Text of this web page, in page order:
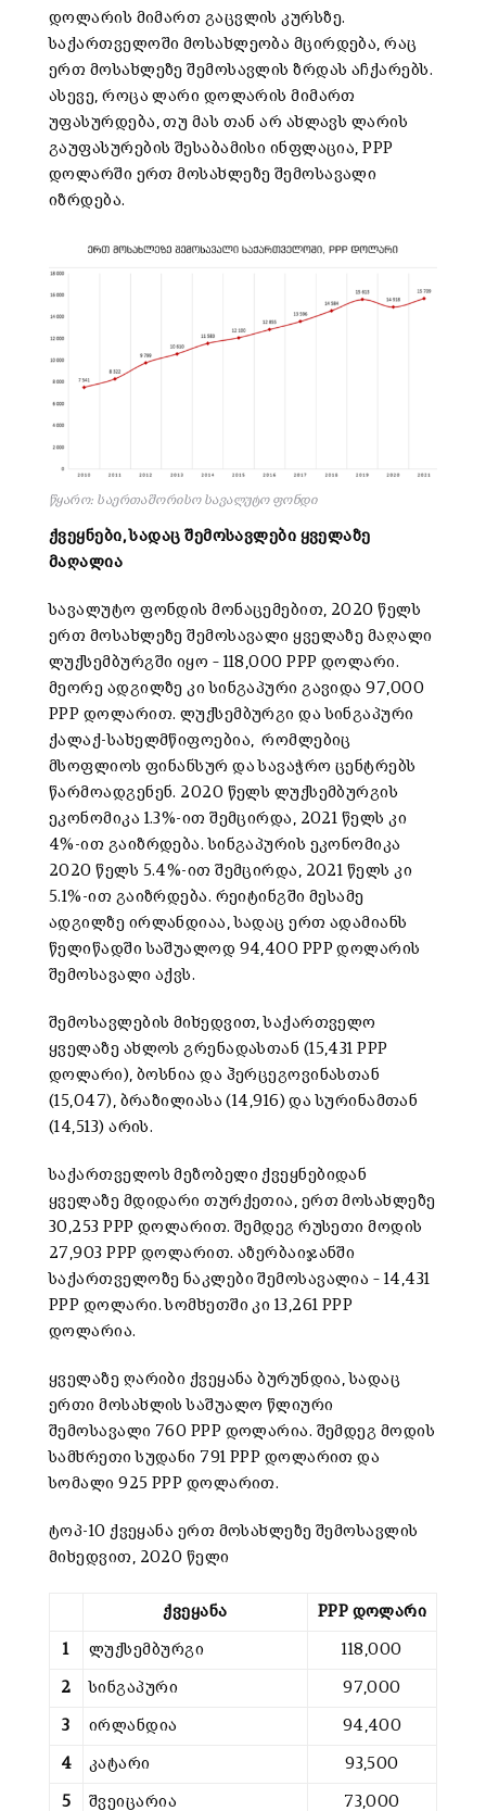
დოლარის მიმართ გაცვლის კურსზე.
საქართველოში მოსახლეობა მცირდება, რაც
ერთ მოსახლეზე შემოსავლის ზრდას აჩქარებს.
ასევე, როცა ლარი დოლარის მიმართ
უფასურდება, თუ მას თან არ ახლავს ლარის
გაუფასურების შესაბამისი ინფლაცია, PPP
დოლარში ერთ მოსახლეზე შემოსავალი
იზრდება.
წყარო: საერთაშორისო სავალუტო ფონდი
ქვეყნები, სადაც შემოსავლები ყველაზე
მაღალია
სავალუტო ფონდის მონაცემებით, 2020 წელს
ერთ მოსახლეზე შემოსავალი ყველაზე მაღალი
ლუქსემბურგში იყო – 118,000 PPP დოლარი.
მეორე ადგილზე კი სინგაპური გავიდა 97,000
PPP დოლარით. ლუქსემბურგი და სინგაპური
ქალაქ-სახელმწიფოებია, რომლებიც
მსოფლიოს ფინანსურ და სავაჭრო ცენტრებს
წარმოადგენენ. 2020 წელს ლუქსემბურგის
ეკონომიკა 1.3%-ით შემცირდა, 2021 წელს კი
4%-ით გაიზრდება. სინგაპურის ეკონომიკა
2020 წელს 5.4%-ით შემცირდა, 2021 წელს კი
5.1%-ით გაიზრდება. რეიტინგში მესამე
ადგილზე ირლანდიაა, სადაც ერთ ადამიანს
წელიწადში საშუალოდ 94,400 PPP დოლარის
შემოსავალი აქვს.
შემოსავლების მიხედვით, საქართველო
ყველაზე ახლოს გრენადასთან (15,431 PPP
დოლარი), ბოსნია და ჰერცეგოვინასთან
(15,047), ბრაზილიასა (14,916) და სურინამთან
(14,513) არის.
საქართველოს მეზობელი ქვეყნებიდან
ყველაზე მდიდარი თურქეთია, ერთ მოსახლეზე
30,253 PPP დოლარით. შემდეგ რუსეთი მოდის
27,903 PPP დოლარით. აზერბაიჯანში
საქართველოზე ნაკლები შემოსავალია – 14,431
PPP დოლარი. სომხეთში კი 13,261 PPP
დოლარია.
ყველაზე ღარიბი ქვეყანა ბურუნდია, სადაც
ერთი მოსახლის საშუალო წლიური
შემოსავალი 760 PPP დოლარია. შემდეგ მოდის
სამხრეთი სუდანი 791 PPP დოლარით და
სომალი 925 PPP დოლარით.
ტოპ-10 ქვეყანა ერთ მოსახლეზე შემოსავლის
მიხედვით, 2020 წელი
ქვეყანა PPP დოლარი
1 ლუქსემბურგი 118,000
2 სინგაპური 97,000
3 ირლანდია 94,400
4 კატარი 93,500
5 შვეიცარია 73,000